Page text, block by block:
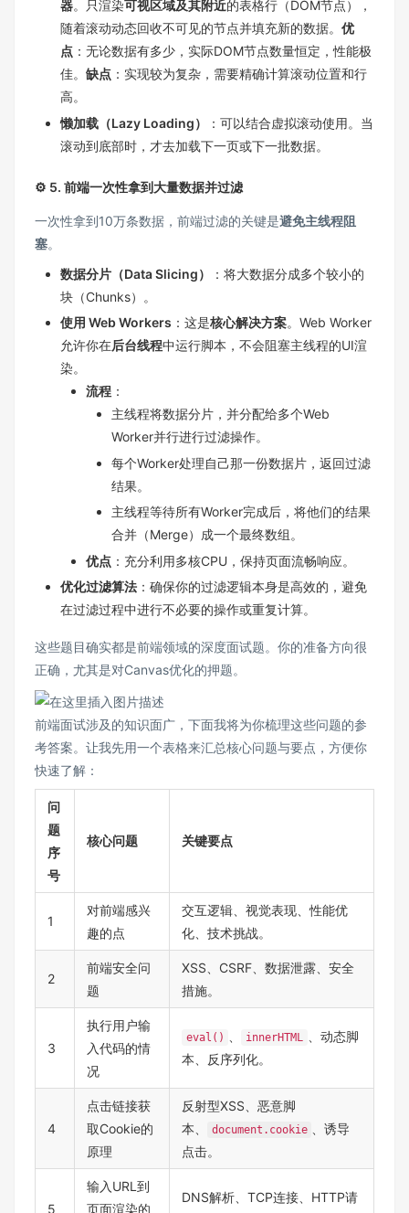
器。只渲染可视区域及其附近的表格行（DOM节点），
随着滚动动态回收不可见的节点并填充新的数据。 优
点 ：无论数据有多少，实际DOM节点数量恒定，性能极
佳。 缺点 ：实现较为复杂，需要精确计算滚动位置和行
高。
懒加载（Lazy Loading）
：可以结合虚拟滚动使用。当
滚动到底部时，才去加载下一页或下一批数据。
⚙️ 5. 前端一次性拿到大量数据并过滤
一次性拿到10万条数据，前端过滤的关键是避免主线程阻
塞。
数据分片（Data Slicing）
：将大数据分成多个较小的
块（Chunks）。
使用 Web Workers ：这是核心解决方案。Web Worker
允许你在后台线程中运行脚本，不会阻塞主线程的UI渲
染。
流程 ：
主线程将数据分片，并分配给多个Web
Worker并行进行过滤操作。
每个Worker处理自己那一份数据片，返回过滤
结果。
主线程等待所有Worker完成后，将他们的结果
合并（Merge）成一个最终数组。
优点 ：充分利用多核CPU，保持页面流畅响应。
优化过滤算法 ：确保你的过滤逻辑本身是高效的，避免
在过滤过程中进行不必要的操作或重复计算。
这些题目确实都是前端领域的深度面试题。你的准备方向很
正确，尤其是对Canvas优化的押题。
前端面试涉及的知识面广，下面我将为你梳理这些问题的参
考答案。让我先用一个表格来汇总核心问题与要点，方便你
快速了解：
问
题
序
号
核心问题 关键要点
1
对前端感兴
趣的点
交互逻辑、视觉表现、性能优
化、技术挑战。
2
前端安全问
题
XSS、CSRF、数据泄露、安全
措施。
3
执行用户输
入代码的情
况
eval() innerHTML
、动态脚
本、反序列化。
4
点击链接获
取Cookie的
原理
反射型XSS、恶意脚
本、
document.cookie
、诱导
点击。
5
输入URL到
页面渲染的
DNS解析、TCP连接、HTTP请